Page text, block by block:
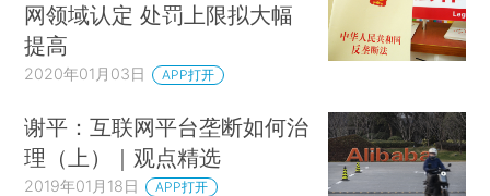
网领域认定 处罚上限拟大幅
提高
2020年01月03日 APP打开
谢平：互联网平台垄断如何治
理（上）｜观点精选
2019年01月18日 APP打开